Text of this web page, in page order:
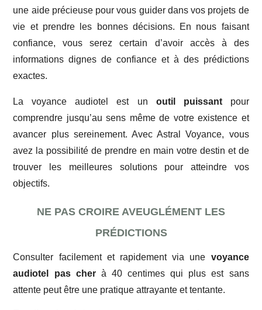
une aide précieuse pour vous guider dans vos projets de
vie et prendre les bonnes décisions. En nous faisant
confiance, vous serez certain d’avoir accès à des
informations dignes de confiance et à des prédictions
exactes.
La voyance audiotel est un outil puissantpour
comprendre jusqu’au sens même de votre existence et
avancer plus sereinement. Avec Astral Voyance, vous
avez la possibilité de prendre en main votre destin et de
trouver les meilleures solutions pour atteindre vos
objectifs.
NE PAS CROIRE AVEUGLÉMENT LES
PRÉDICTIONS
Consulter facilement et rapidement via une voyance
audiotel pas cherà 40 centimes qui plus est sans
attente peut être une pratique attrayante et tentante.